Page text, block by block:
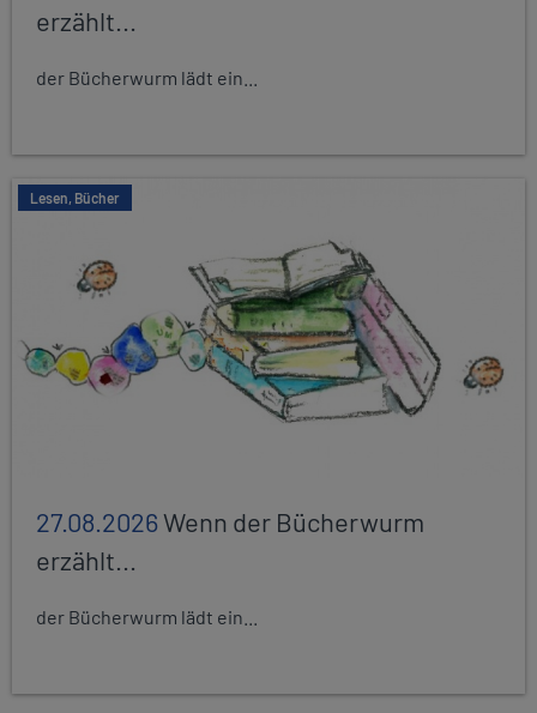
erzählt...
der Bücherwurm lädt ein...
Lesen, Bücher
27.08.2026Wenn der Bücherwurm
erzählt...
der Bücherwurm lädt ein...